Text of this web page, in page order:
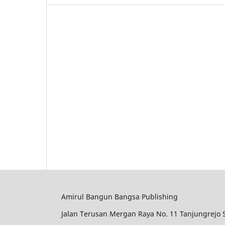
Amirul Bangun Bangsa Publishing
Jalan Terusan Mergan Raya No. 11 Tanjungrejo